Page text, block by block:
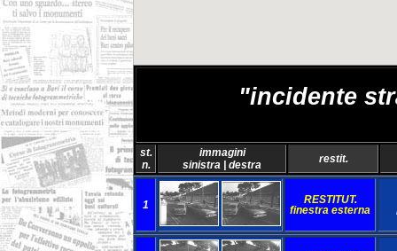
"incidente
st.
n.
immagini
sinistra | destra
restit.
1
RESTITUT.
finestra esterna